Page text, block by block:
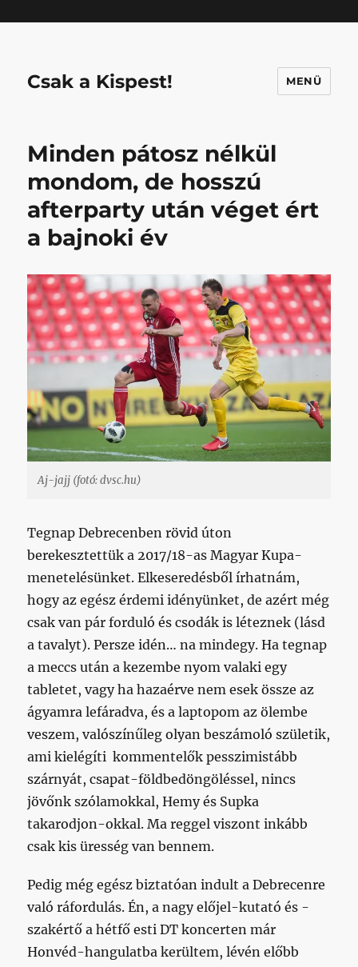
Csak a Kispest! MENÜ
Minden pátosz nélkül
mondom, de hosszú
afterparty után véget ért
a bajnoki év
Aj-jajj (fotó: dvsc.hu)
Tegnap Debrecenben rövid úton
berekesztettük a 2017/18-as Magyar Kupa-
menetelésünket. Elkeseredésből írhatnám,
hogy az egész érdemi idényünket, de azért még
csak van pár forduló és csodák is léteznek (lásd
a tavalyt). Persze idén… na mindegy. Ha tegnap
a meccs után a kezembe nyom valaki egy
tabletet, vagy ha hazaérve nem esek össze az
ágyamra lefáradva, és a laptopom az ölembe
veszem, valószínűleg olyan beszámoló születik,
ami kielégíti kommentelők pesszimistább
szárnyát, csapat-földbedöngöléssel, nincs
jövőnk szólamokkal, Hemy és Supka
takarodjon-okkal. Ma reggel viszont inkább
csak kis üresség van bennem.
Pedig még egész biztatóan indult a Debrecenre
való ráfordulás. Én, a nagy előjel-kutató és -
szakértő a hétfő esti DT koncerten már
Honvéd-hangulatba kerültem, lévén előbb